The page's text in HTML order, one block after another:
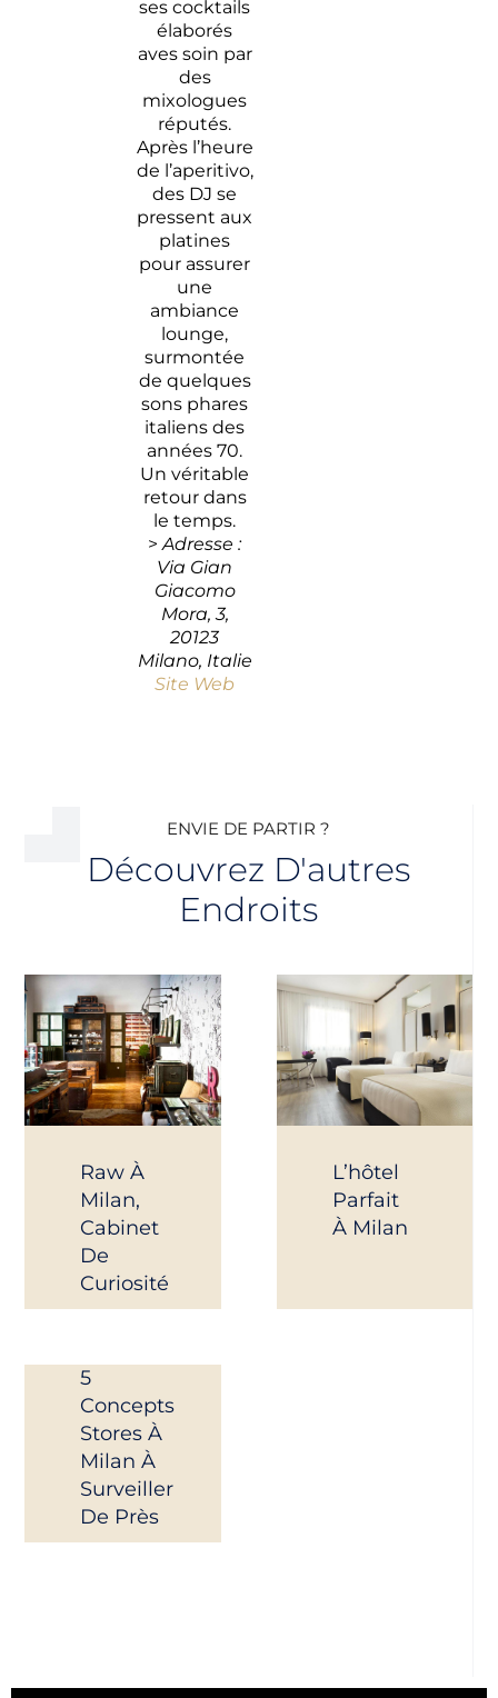
ses cocktails
élaborés
aves soin par
des
mixologues
réputés.
Après l’heure
de l’aperitivo,
des DJ se
pressent aux
platines
pour assurer
une
ambiance
lounge,
surmontée
de quelques
sons phares
italiens des
années 70.
Un véritable
retour dans
le temps.
>Adresse :
Via Gian
Giacomo
Mora, 3,
20123
Milano, Italie
Site Web
ENVIE DE PARTIR ?
Découvrez D'autres
Endroits
Raw À
Milan,
Cabinet
De
Curiosité
L’hôtel
Parfait
À Milan
5
Concepts
Stores À
Milan À
Surveiller
De Près